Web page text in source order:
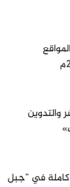
والتدوين
كاملة في “جبل